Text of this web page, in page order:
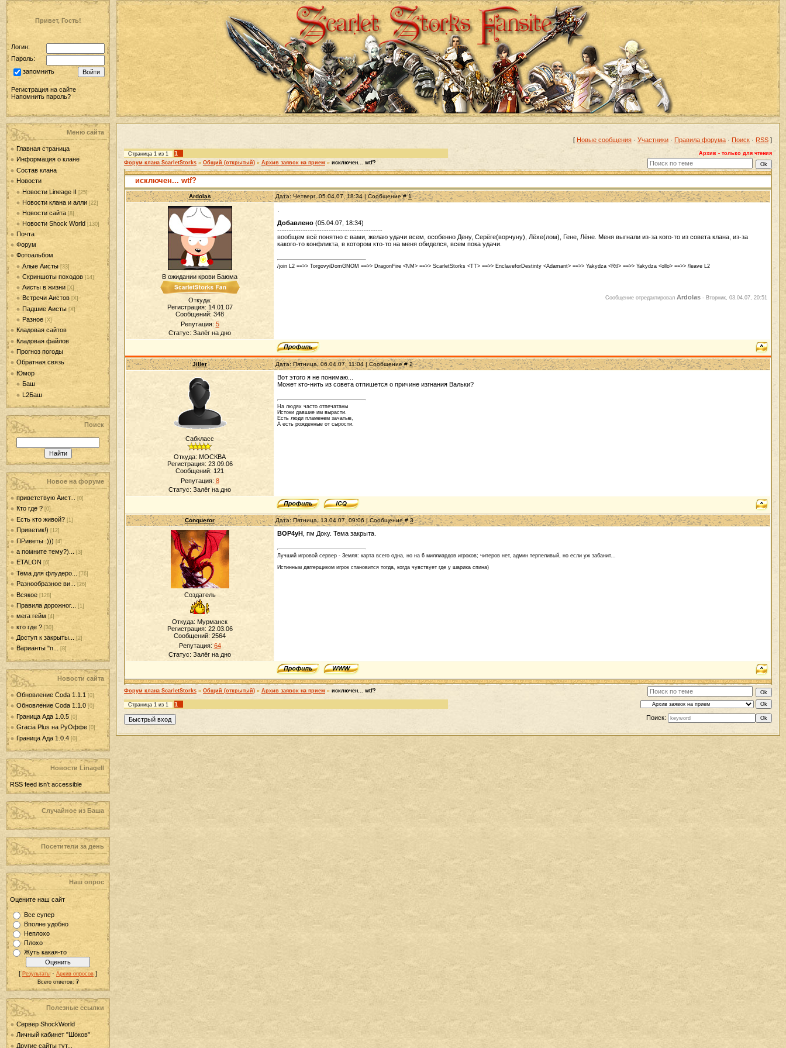
Привет, Гость!
Логин:
Пароль:
запомнить
Регистрация на сайте
Напомнить пароль?
Меню сайта
Главная страница
Информация о клане
Состав клана
Новости
Новости Lineage II [25]
Новости клана и алли [22]
Новости сайта [8]
Новости Shock World [130]
Почта
Форум
Фотоальбом
Алые Аисты [33]
Скриншоты походов [14]
Аисты в жизни [Х]
Встречи Аистов [Х]
Падшие Аисты [Х]
Разное [Х]
Кладовая сайтов
Кладовая файлов
Прогноз погоды
Обратная связь
Юмор
Баш
L2Баш
Поиск
Новое на форуме
приветствую Аист... [0]
Кто где ? [0]
Есть кто живой? [1]
Приветик!) [12]
ПРиветы :))) [4]
а помните тему?)... [3]
ETALON [6]
Тема для флудеро... [76]
Разнообразное ви... [26]
Всякое [128]
Правила дорожног... [1]
мега гейм [4]
кто где ? [30]
Доступ к закрыты... [2]
Варианты "п... [8]
Новости сайта
Обновление Coda 1.1.1 [0]
Обновление Coda 1.1.0 [0]
Граница Ада 1.0.5 [0]
Gracia Plus на РуОффе [0]
Граница Ада 1.0.4 [0]
Новости LinageII
RSS feed isn't accessible
Случайное из Баша
Посетители за день
Наш опрос
Оцените наш сайт
Все супер
Вполне удобно
Неплохо
Плохо
Жуть какая-то
[ Результаты · Архив опросов ]
Всего ответов: 7
Полезные ссылки
Сервер ShockWorld
Личный кабинет "Шоков"
Другие сайты тут...
[ Новые сообщения · Участники · Правила форума · Поиск · RSS ]
Страница 1 из 1 1
Архив - только для чтения
Форум клана ScarletStorks » Общий (открытый) » Архив заявок на прием » исключен... wtf?
исключен... wtf?
Ardolas Дата: Четверг, 05.04.07, 18:34 | Сообщение #1
В ожидании крови Баюма
Откуда:
Регистрация: 14.01.07
Сообщений: 348
Репутация: 5
Статус: Залёг на дно
Добавлено (05.04.07, 18:34)
---------------------------------------------
вообщем всё понятно с вами, желаю удачи всем, особенно Дену, Серёге(ворчуну), Лёхе(лом), Гене, Лёне. Меня выгнали из-за кого-то из совета клана, из-за
какого-то конфликта, в котором кто-то на меня обиделся, всем пока удачи.
/join L2 ==>> TorgovyiDomGNOM ==>> DragonFire <NM> ==>> ScarletStorks <TT> ==>> EnclaveforDestinty <Adamant> ==>> Yakydza <Rtl> ==>> Yakydza <ollo> ==>> /leave L2
Сообщение отредактировал Ardolas - Вторник, 03.04.07, 20:51
Jiller Дата: Пятница, 06.04.07, 11:04 | Сообщение #2
Сабкласс
Откуда: МОСКВА
Регистрация: 23.09.06
Сообщений: 121
Репутация: 8
Статус: Залёг на дно
Вот этого я не понимаю...
Может кто-нить из совета отпишется о причине изгнания Вальки?
На людях часто отпечатаны
Истоки давшие им вырасти.
Есть люди пламенем зачатые,
А есть рожденные от сырости.
Conqueror Дата: Пятница, 13.04.07, 09:06 | Сообщение #3
Создатель
Откуда: Мурманск
Регистрация: 22.03.06
Сообщений: 2564
Репутация: 64
Статус: Залёг на дно
BOP4yH , пм Доку. Тема закрыта.
Лучший игровой сервер - Земля: карта всего одна, но на 6 миллиардов игроков; читеров нет, админ терпеливый, но если уж забанит...
Истинным даггерщиком игрок становится тогда, когда чувствует где у шарика спина)
Форум клана ScarletStorks » Общий (открытый) » Архив заявок на прием » исключен... wtf?
Страница 1 из 1
1
Поиск: